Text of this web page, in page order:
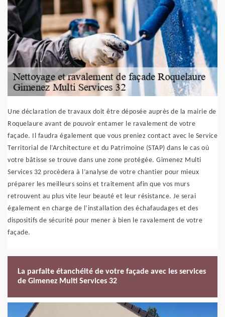
Une déclaration de travaux doit être déposée auprès de la mairie de
Roquelaure avant de pouvoir entamer le ravalement de votre
façade. Il faudra également que vous preniez contact avec le Service
Territorial de l’Architecture et du Patrimoine (STAP) dans le cas où
votre bâtisse se trouve dans une zone protégée. Gimenez Multi
Services 32 procèdera à l’analyse de votre chantier pour mieux
préparer les meilleurs soins et traitement afin que vos murs
retrouvent au plus vite leur beauté et leur résistance. Je serai
également en charge de l’installation des échafaudages et des
dispositifs de sécurité pour mener à bien le ravalement de votre
façade.
La parfaite étanchéité de votre façade avec les services
de Gimenez Multi Services 32